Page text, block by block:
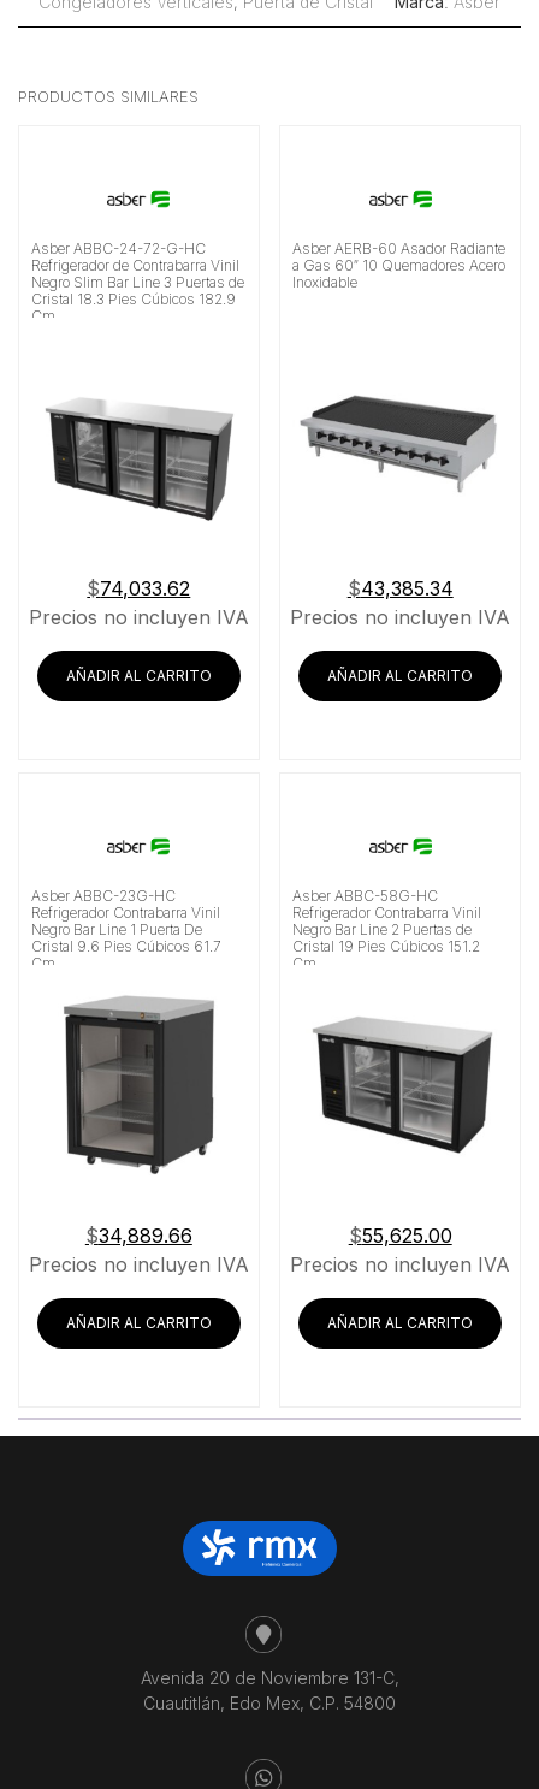
PRODUCTOS SIMILARES
Asber ABBC-24-72-G-HC
Refrigerador de Contrabarra Vinil
Negro Slim Bar Line 3 Puertas de
Cristal 18.3 Pies Cúbicos 182.9
Cm
$74,033.62
Precios no incluyen IVA
AÑADIR AL CARRITO
Asber AERB-60 Asador Radiante
a Gas 60″ 10 Quemadores Acero
Inoxidable
$43,385.34
Precios no incluyen IVA
AÑADIR AL CARRITO
Asber ABBC-23G-HC
Refrigerador Contrabarra Vinil
Negro Bar Line 1 Puerta De
Cristal 9.6 Pies Cúbicos 61.7
Cm
$34,889.66
Precios no incluyen IVA
AÑADIR AL CARRITO
Asber ABBC-58G-HC
Refrigerador Contrabarra Vinil
Negro Bar Line 2 Puertas de
Cristal 19 Pies Cúbicos 151.2
Cm
$55,625.00
Precios no incluyen IVA
AÑADIR AL CARRITO
Avenida 20 de Noviembre 131-C,
Cuautitlán, Edo Mex, C.P. 54800